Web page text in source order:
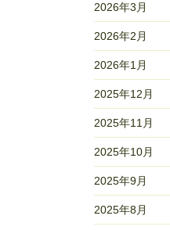
2026年3月
2026年2月
2026年1月
2025年12月
2025年11月
2025年10月
2025年9月
2025年8月